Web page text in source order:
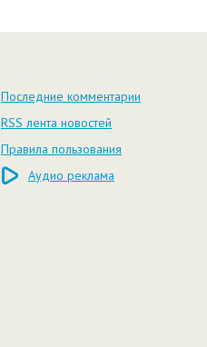
Последние комментарии
RSS лента новостей
Правила пользования
Аудио реклама